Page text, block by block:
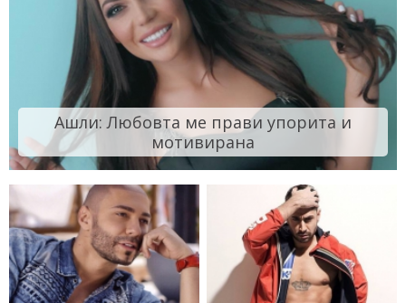
Ашли: Любовта ме прави упорита и
мотивирана